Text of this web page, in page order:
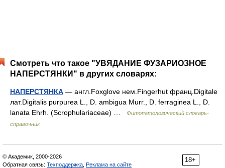
Смотреть что такое "УВЯДАНИЕ ФУЗАРИОЗНОЕ
НАПЕРСТЯНКИ" в других словарях:
НАПЕРСТЯНКА — англ.Foxglove нем.Fingerhut франц.Digitale
лат.Digitalis purpurea L., D. ambigua Murr., D. ferraginea L., D.
lanata Ehrh. (Scrophulariaceae) …
Фитопатологический словарь-
справочник
18+
© Академик, 2000-2026
Обратная связь: Техподдержка Реклама на сайте